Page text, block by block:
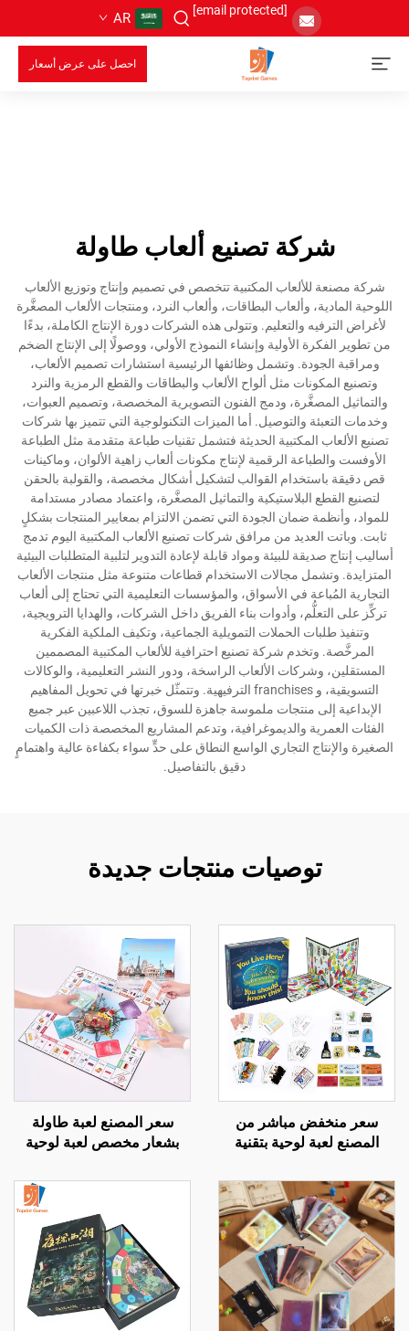
[email protected]
AR
احصل على عرض أسعار
شركة تصنيع ألعاب طاولة
شركة مصنعة للألعاب المكتبية تتخصص في تصميم وإنتاج وتوزيع الألعاب
اللوحية المادية، وألعاب البطاقات، وألعاب النرد، ومنتجات الألعاب المصغَّرة
لأغراض الترفيه والتعليم. وتتولى هذه الشركات دورة الإنتاج الكاملة، بدءًا
من تطوير الفكرة الأولية وإنشاء النموذج الأولي، ووصولًا إلى الإنتاج الضخم
ومراقبة الجودة. وتشمل وظائفها الرئيسية استشارات تصميم الألعاب،
وتصنيع المكونات مثل ألواح الألعاب والبطاقات والقطع الرمزية والنرد
والتماثيل المصغَّرة، ودمج الفنون التصويرية المخصصة، وتصميم العبوات،
وخدمات التعبئة والتوصيل. أما الميزات التكنولوجية التي تتميز بها شركات
تصنيع الألعاب المكتبية الحديثة فتشمل تقنيات طباعة متقدمة مثل الطباعة
الأوفست والطباعة الرقمية لإنتاج مكونات ألعاب زاهية الألوان، وماكينات
قص دقيقة باستخدام القوالب لتشكيل أشكال مخصصة، والقولبة بالحقن
لتصنيع القطع البلاستيكية والتماثيل المصغَّرة، واعتماد مصادر مستدامة
للمواد، وأنظمة ضمان الجودة التي تضمن الالتزام بمعايير المنتجات بشكلٍ
ثابت. وباتت العديد من مرافق شركات تصنيع الألعاب المكتبية اليوم تدمج
أساليب إنتاج صديقة للبيئة ومواد قابلة لإعادة التدوير لتلبية المتطلبات البيئية
المتزايدة. وتشمل مجالات الاستخدام قطاعات متنوعة مثل منتجات الألعاب
التجارية المُباعة في الأسواق، والمؤسسات التعليمية التي تحتاج إلى ألعاب
تركِّز على التعلُّم، وأدوات بناء الفريق داخل الشركات، والهدايا الترويجية،
وتنفيذ طلبات الحملات التمويلية الجماعية، وتكيف الملكية الفكرية
المرخَّصة. وتخدم شركة تصنيع احترافية للألعاب المكتبية المصممين
المستقلين، وشركات الألعاب الراسخة، ودور النشر التعليمية، والوكالات
التسويقية، و franchises الترفيهية. وتتمثّل خبرتها في تحويل المفاهيم
الإبداعية إلى منتجات ملموسة جاهزة للسوق، تجذب اللاعبين عبر جميع
الفئات العمرية والديموغرافية، وتدعم المشاريع المخصصة ذات الكميات
الصغيرة والإنتاج التجاري الواسع النطاق على حدٍّ سواء بكفاءة عالية واهتمامٍ
دقيق بالتفاصيل.
توصيات منتجات جديدة
سعر منخفض مباشر من
المصنع لعبة لوحية بتقنية
جماعية ممتعة مونوبولي
سعر المصنع لعبة طاولة
بشعار مخصص لعبة لوحية
الشطرنج نسخة الكبار لعبة